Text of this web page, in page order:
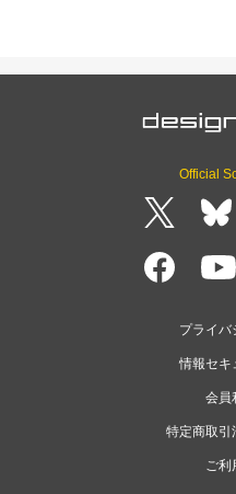
Official
プライバ
情報セキ
会員
特定商取引
ご利